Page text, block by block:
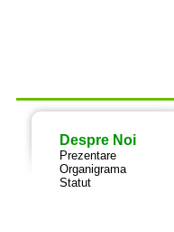
Despre Noi
Prezentare
Organigrama
Statut